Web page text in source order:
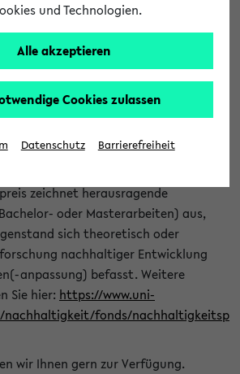
Rektorat der Universität Bielefeld
für Abschlussarbeiten. Sie
sich mit Ihrer Abschlussarbeit beim
bewerben. Bitte nutzen Sie für Ihre
https://formulare.uni-
server/form/provide/913/>. Die
am 30.09.2026.
zeichnet herausragende
oder Masterarbeiten) aus,
sich theoretisch oder
nachhaltiger Entwicklung
anpassung) befasst. Weitere
Sie hier: https://www.uni-
nachhaltigkeit/fonds/nachhaltigkeitsp
wir Ihnen gern zur Verfügung.
und Technologien.
Alle akzeptieren
Cookies zulassen
Datenschutz Barrierefreiheit